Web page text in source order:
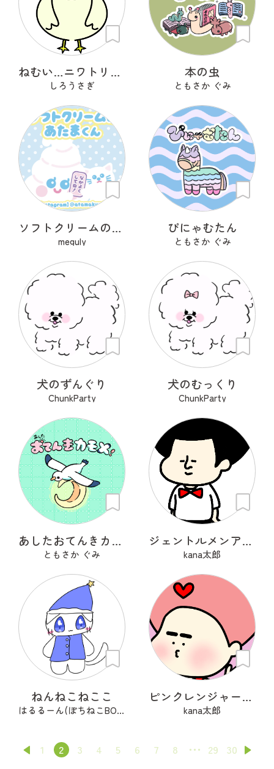
ねむい…ニワトリさん
しろうさぎ
本の虫
ともさか ぐみ
ソフトクリームのあたまくん
meguly
ぴにゃむたん
ともさか ぐみ
犬のずんぐり
ChunkParty
犬のむっくり
ChunkParty
あしたおてんきカモメ
ともさか ぐみ
ジェントルメンアフロ🦱
kana太郎
ねんねこねここ
はるるーん(ぽちねこBOOKS)
ピンクレンジャーアフロ🩷
kana太郎
1 2 3 4 5 6 7 8 29 30